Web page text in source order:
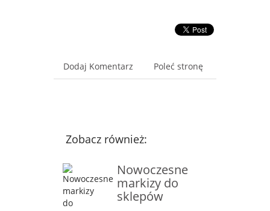
Dodaj Komentarz Poleć stronę
Zobacz również:
Nowoczesne
markizy do
sklepów